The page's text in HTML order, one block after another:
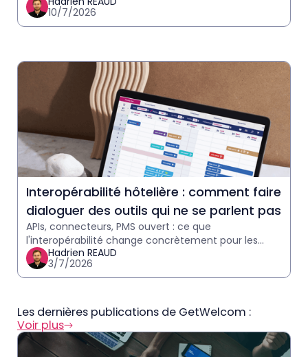
Atout France, RGPD, traçabilité des échanges. Ce
que les10/7/2026
Interopérabilité hôtelière : comment faire
dialoguer des outils qui ne se parlent pas
APIs, connecteurs, PMS ouvert : ce que
l'interopérabilité change concrètement pour les
hôteliers. Explication accessible, sans jargon
technique, avec des cas pr
Hadrien REAUD
3/7/2026
Les dernières publications de GetWelcom :
Voir plus